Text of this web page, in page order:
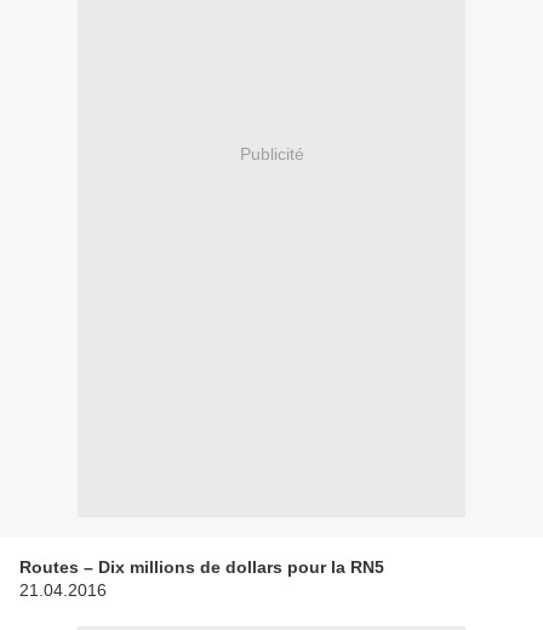
Publicité
Routes – Dix millions de dollars pour la RN5
21.04.2016